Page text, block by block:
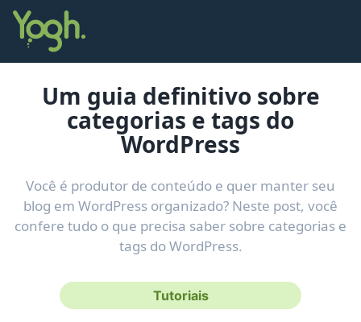
Um guia definitivo sobre
categorias e tags do
WordPress
Você é produtor de conteúdo e quer manter seu
blog em WordPress organizado? Neste post, você
confere tudo o que precisa saber sobre categorias e
tags do WordPress.
Tutoriais